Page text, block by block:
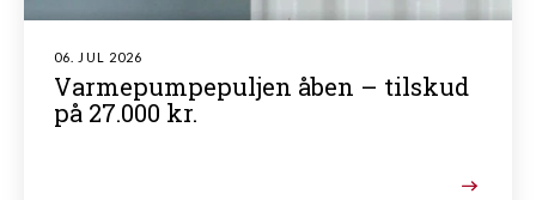
06. JUL 2026
Varmepumpepuljen åben – tilskud
på 27.000 kr.